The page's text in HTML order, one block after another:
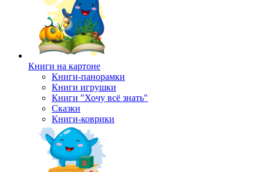
Книги на картоне
Книги-панорамки
Книги игрушки
Книги "Хочу всё знать"
Сказки
Книги-коврики